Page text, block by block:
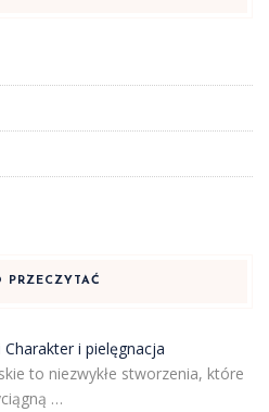
PRZECZYTAĆ
i pielęgnacja
to niezwykłe stworzenia, które
…